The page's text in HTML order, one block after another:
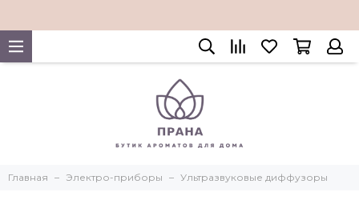
Главная Электро-приборы Ультразвуковые диффузоры